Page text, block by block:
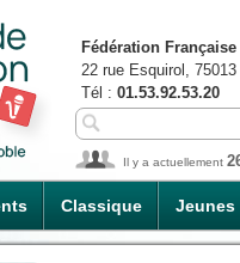
Classique Jeunes
Fédération
22 rue Esquirol,
Tél : 01.53.92.53.20
Il y a actuellement